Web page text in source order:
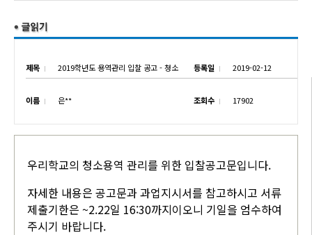
제목 2019학년도 용역관리 입찰 공고 - 청소 등록일 2019-02-12
이름 은** 조회수 17902
우리학교의 청소용역 관리를 위한 입찰공고문입니다.
자세한 내용은 공고문과 과업지시서를 참고하시고 서류
제출기한은 ~2.22일 16:30까지이오니 기일을 엄수하여
주시기 바랍니다.